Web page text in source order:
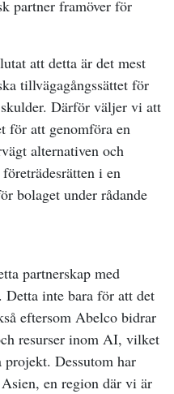
partner framöver för
att detta är det mest
tillvägagångssättet för
Därför väljer vi att
för att genomföra en
alternativen och
i en
bolaget under rådande
partnerskap med
inte bara för att det
eftersom Abelco bidrar
resurser inom AI, vilket
Dessutom har
en region där vi är